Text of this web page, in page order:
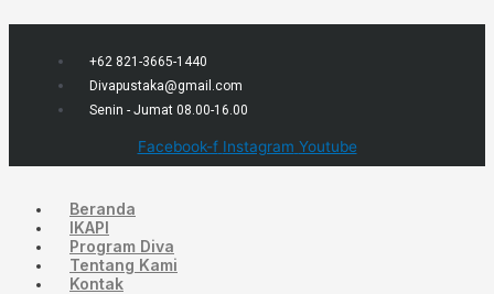
ke
+62 821-3665-1440
Divapustaka@gmail.com
Senin - Jumat 08.00-16.00
Facebook-f Instagram Youtube
Beranda
IKAPI
Program Diva
Tentang Kami
Kontak
menurut